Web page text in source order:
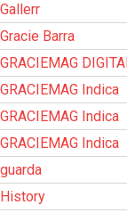
Gallerr
Gracie Barra
GRACIEMAG
GRACIEMAG Indica
GRACIEMAG Indica
GRACIEMAG Indica
guarda
History